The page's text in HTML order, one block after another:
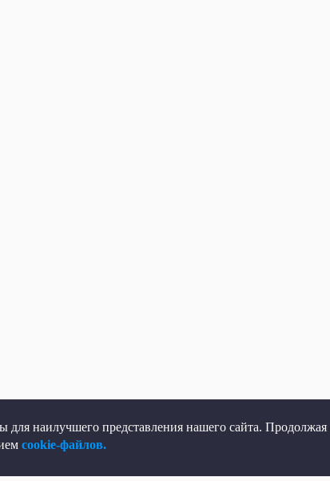
наилучшего представления нашего сайта. Продолжая
cookie-файлов.